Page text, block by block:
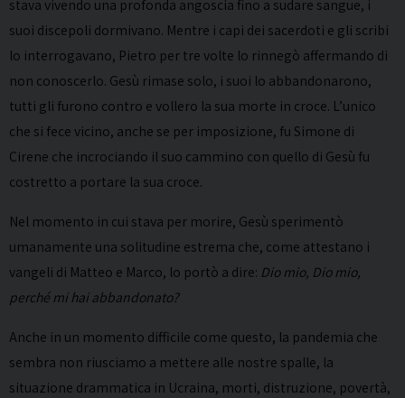
stava vivendo una profonda angoscia fino a sudare sangue, i
suoi discepoli dormivano. Mentre i capi dei sacerdoti e gli scribi
lo interrogavano, Pietro per tre volte lo rinnegò affermando di
non conoscerlo. Gesù rimase solo, i suoi lo abbandonarono,
tutti gli furono contro e vollero la sua morte in croce. L’unico
che si fece vicino, anche se per imposizione, fu Simone di
Cirene che incrociando il suo cammino con quello di Gesù fu
costretto a portare la sua croce.
Nel momento in cui stava per morire, Gesù sperimentò
umanamente una solitudine estrema che, come attestano i
vangeli di Matteo e Marco, lo portò a dire: Dio mio, Dio mio,
perché mi hai abbandonato?
Anche in un momento difficile come questo, la pandemia che
sembra non riusciamo a mettere alle nostre spalle, la
situazione drammatica in Ucraina, morti, distruzione, povertà,